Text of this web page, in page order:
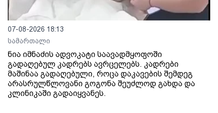
07-08-2026 18:13
სამართალი
ნია იმნაძის ადვოკატი საავადმყოფოში
გადაღებულ კადრებს ავრცელებს. კადრები
მაშინაა გადაღებული, როცა დაკავების შემდეგ
არასრულწლოვანი გოგონა შეუძლოდ გახდა და
კლინიკაში გადაიყვანეს.